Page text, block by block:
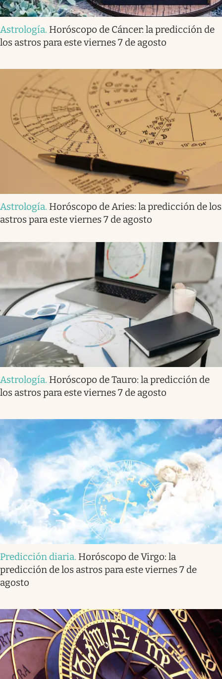
Astrología. Horóscopo de Cáncer: la predicción de
los astros para este viernes 7 de agosto
Astrología. Horóscopo de Aries: la predicción de los
astros para este viernes 7 de agosto
Astrología. Horóscopo de Tauro: la predicción de
los astros para este viernes 7 de agosto
Predicción diaria. Horóscopo de Virgo: la
predicción de los astros para este viernes 7 de
agosto